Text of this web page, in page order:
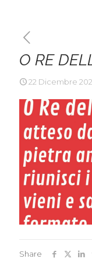
O RE
22 Dicembre
Share